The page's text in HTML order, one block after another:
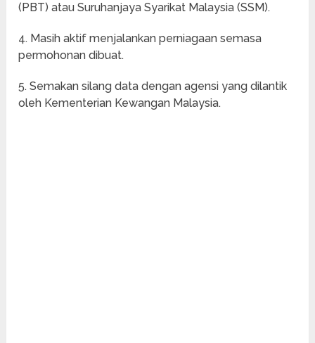
(PBT) atau Suruhanjaya Syarikat Malaysia (SSM).
4. Masih aktif menjalankan perniagaan semasa
permohonan dibuat.
5. Semakan silang data dengan agensi yang dilantik
oleh Kementerian Kewangan Malaysia.